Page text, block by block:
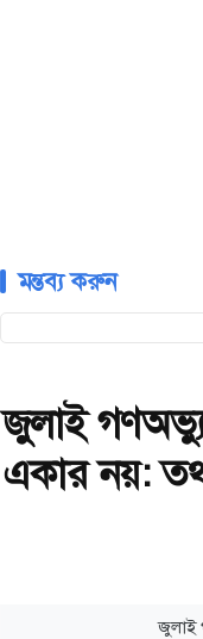
মন্তব্য করুন
জুলাই
একার নয়: